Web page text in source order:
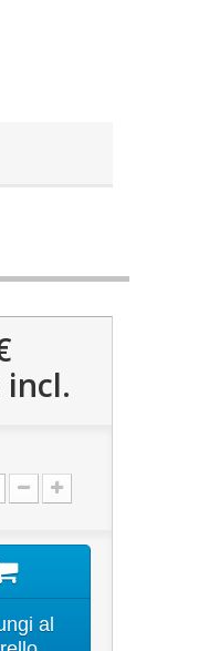
incl.
al